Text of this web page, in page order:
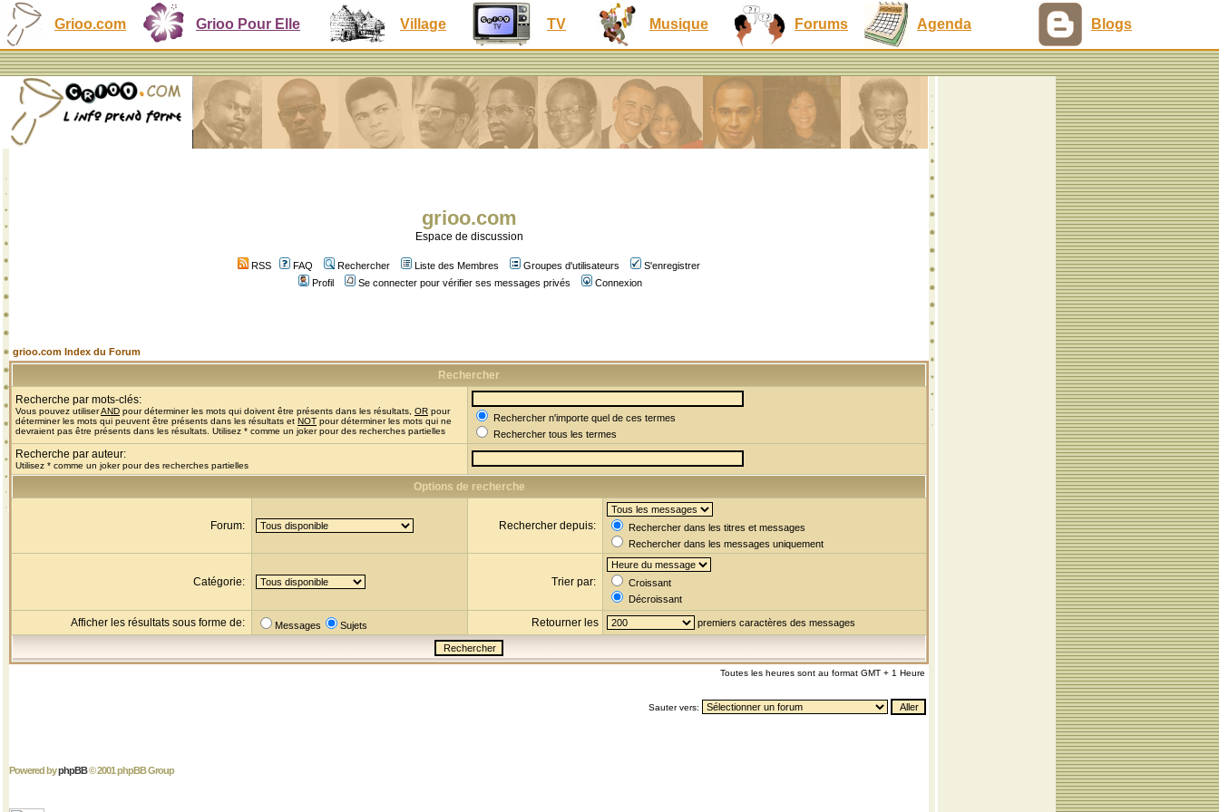
Grioo.com Grioo Pour Elle Village TV Musique Forums Agenda Blogs
grioo.com
Espace de discussion
RSS FAQ Rechercher Liste des Membres Groupes d'utilisateurs
S'enregistrer
Profil
Se connecter pour vérifier ses messages privés Connexion
grioo.com Index du Forum
Rechercher
Recherche par mots-clés:
Vous pouvez utiliserAND pour déterminer les mots qui doivent être présents dans les résultats, OR pour
déterminer les mots qui peuvent être présents dans les résultats et NOT pour déterminer les mots qui ne
devraient pas être présents dans les résultats. Utilisez * comme un joker pour des recherches partielles
Rechercher n'importe quel de ces termes
Rechercher tous les termes
Recherche par auteur:
Utilisez * comme un joker pour des recherches partielles
Options de recherche
Forum: Rechercher depuis:
Rechercher dans les titres et messages
Rechercher dans les messages uniquement
Catégorie: Trier par:
Croissant
Décroissant
Afficher les résultats sous forme de: Messages Sujets Retourner les premiers caractères des messages
Toutes les heures sont au format GMT + 1 Heure
Sauter vers:
Powered byphpBB© 2001 phpBB Group